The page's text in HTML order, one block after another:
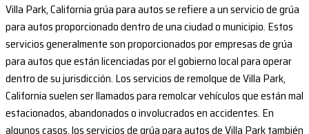
Villa Park, California grúa para autos se refiere a un servicio de grúa
para autos proporcionado dentro de una ciudad o municipio. Estos
servicios generalmente son proporcionados por empresas de grúa
para autos que están licenciadas por el gobierno local para operar
dentro de su jurisdicción. Los servicios de remolque de Villa Park,
California suelen ser llamados para remolcar vehículos que están mal
estacionados, abandonados o involucrados en accidentes. En
algunos casos, los servicios de grúa para autos de Villa Park también